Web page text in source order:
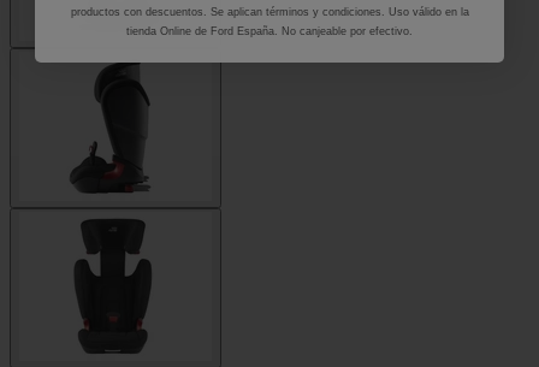
productos con descuentos. Se aplican términos y condiciones. Uso válido en la
tienda Online de Ford España. No canjeable por efectivo.